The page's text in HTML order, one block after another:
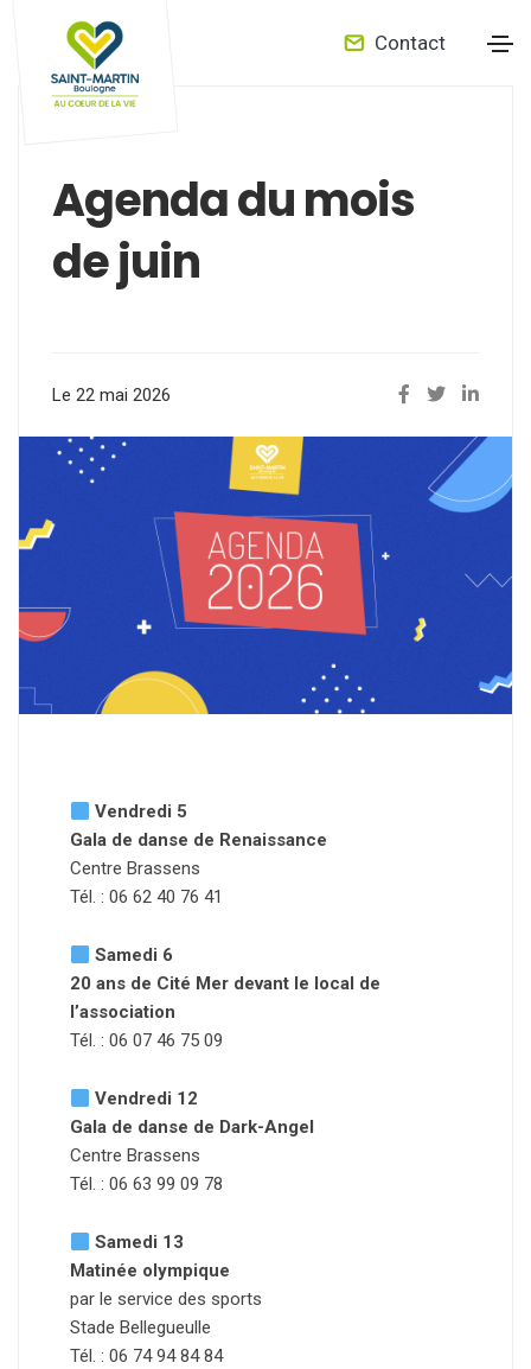
Contact
Agenda du mois
de juin
Le 22 mai 2026
Vendredi 5
Gala de danse de Renaissance
Centre Brassens
Tél. : 06 62 40 76 41
Samedi 6
20 ans de Cité Mer devant le local de
l’association
Tél. : 06 07 46 75 09
Vendredi 12
Gala de danse de Dark-Angel
Centre Brassens
Tél. : 06 63 99 09 78
Samedi 13
Matinée olympique
par le service des sports
Stade Bellegueulle
Tél. : 06 74 94 84 84